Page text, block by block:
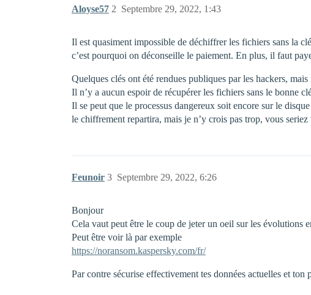
Aloyse57 Septembre 29, 2022, 1:43
2
Il est quasiment impossible de déchiffrer les fichiers sans la
c’est pourquoi on déconseille le paiement. En plus, il faut
Quelques clés ont été rendues publiques par les hackers,
Il n’y a aucun espoir de récupérer les fichiers sans le bonne
Il se peut que le processus dangereux soit encore sur le
le chiffrement repartira, mais je n’y crois pas trop, vous
Feunoir Septembre 29, 2022, 6:26
3
Bonjour
Cela vaut peut être le coup de jeter un oeil sur les évolutions
Peut être voir là par exemple
https://noransom.kaspersky.com/fr/
Par contre sécurise effectivement tes données actuelles et ton